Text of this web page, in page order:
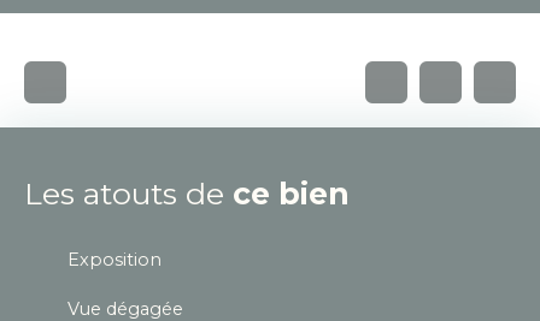
Les atouts de ce bien
Exposition
Vue dégagée